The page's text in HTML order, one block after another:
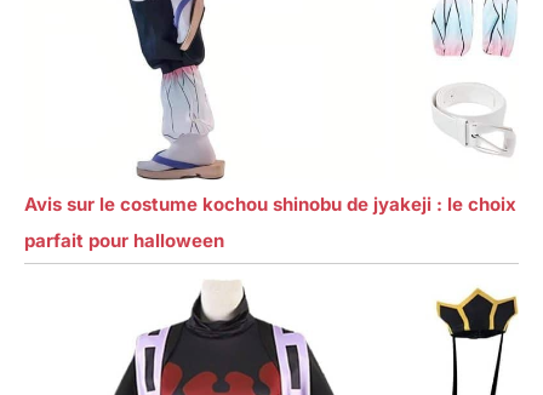
Avis sur le costume kochou shinobu de jyakeji : le choix
parfait pour halloween